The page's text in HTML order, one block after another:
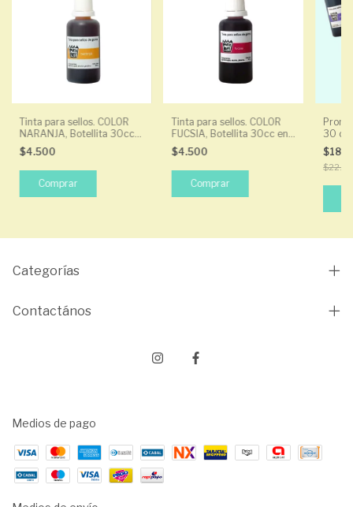
Tinta para sellos. COLOR
NARANJA, Botellita 30cc
en base al agua.
$4.500
Tinta para sellos. COLOR
FUCSIA, Botellita 30cc en
base al agua.
$4.500
30 cc
Categorías
Contactános
Medios de pago